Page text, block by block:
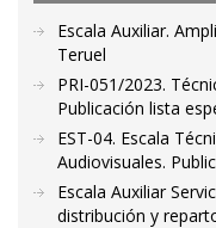
Escala Auxiliar.
Teruel
PRI-051/2023.
Publicación lista
EST-04. Escala
Audiovisuales.
Escala Auxiliar
distribución y